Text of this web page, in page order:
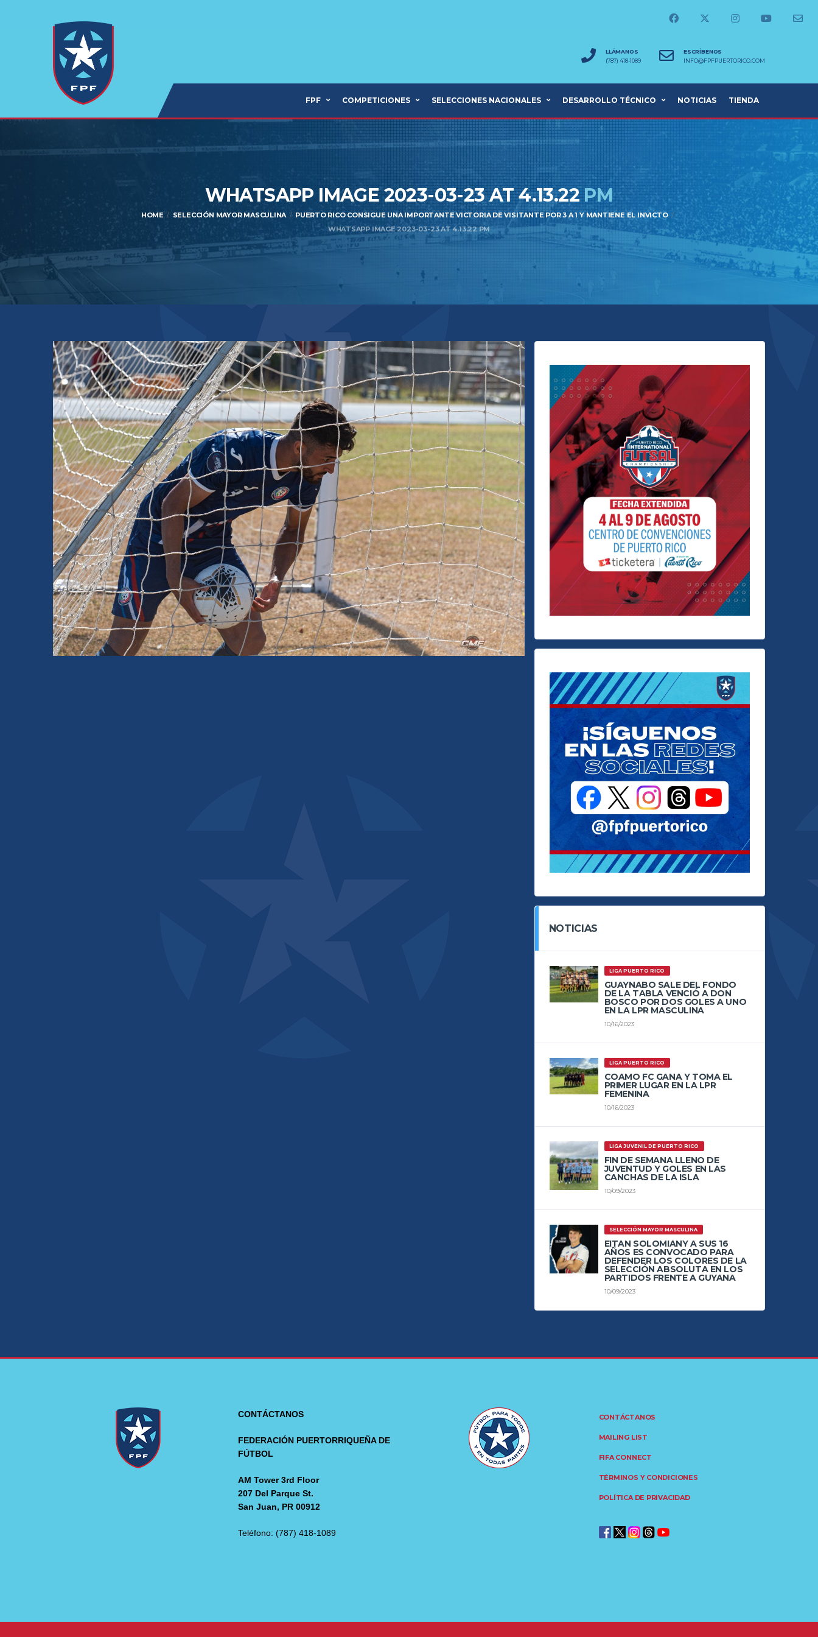
LLÁMANOS
(787) 418-1089
ESCRÍBENOS
INFO@FPFPUERTORICO.COM
FPF COMPETICIONES SELECCIONES NACIONALES DESARROLLO TÉCNICO NOTICIAS TIENDA
WHATSAPP IMAGE 2023-03-23 AT 4.13.22PM
HOME SELECCIÓN MAYOR MASCULINA
PUERTO RICO CONSIGUE UNA IMPORTANTE VICTORIA DE VISITANTE POR 3 A 1 Y MANTIENE EL INVICTO
WHATSAPP IMAGE 2023-03-23 AT 4.13.22 PM
NOTICIAS
LIGA PUERTO RICO
GUAYNABO SALE DEL FONDO
DE LA TABLA VENCIÓ A DON
BOSCO POR DOS GOLES A UNO
EN LA LPR MASCULINA
10/16/2023
LIGA PUERTO RICO
COAMO FC GANA Y TOMA EL
PRIMER LUGAR EN LA LPR
FEMENINA
10/16/2023
LIGA JUVENIL DE PUERTO RICO
FIN DE SEMANA LLENO DE
JUVENTUD Y GOLES EN LAS
CANCHAS DE LA ISLA
10/09/2023
SELECCIÓN MAYOR MASCULINA
EITAN SOLOMIANY A SUS 16
AÑOS ES CONVOCADO PARA
DEFENDER LOS COLORES DE LA
SELECCIÓN ABSOLUTA EN LOS
PARTIDOS FRENTE A GUYANA
10/09/2023
CONTÁCTANOS
FEDERACIÓN PUERTORRIQUEÑA DE
FÚTBOL
AM Tower 3rd Floor
207 Del Parque St.
San Juan, PR 00912
Teléfono: (787) 418-1089
CONTÁCTANOS
MAILING LIST
FIFA CONNECT
TÉRMINOS Y CONDICIONES
POLÍTICA DE PRIVACIDAD